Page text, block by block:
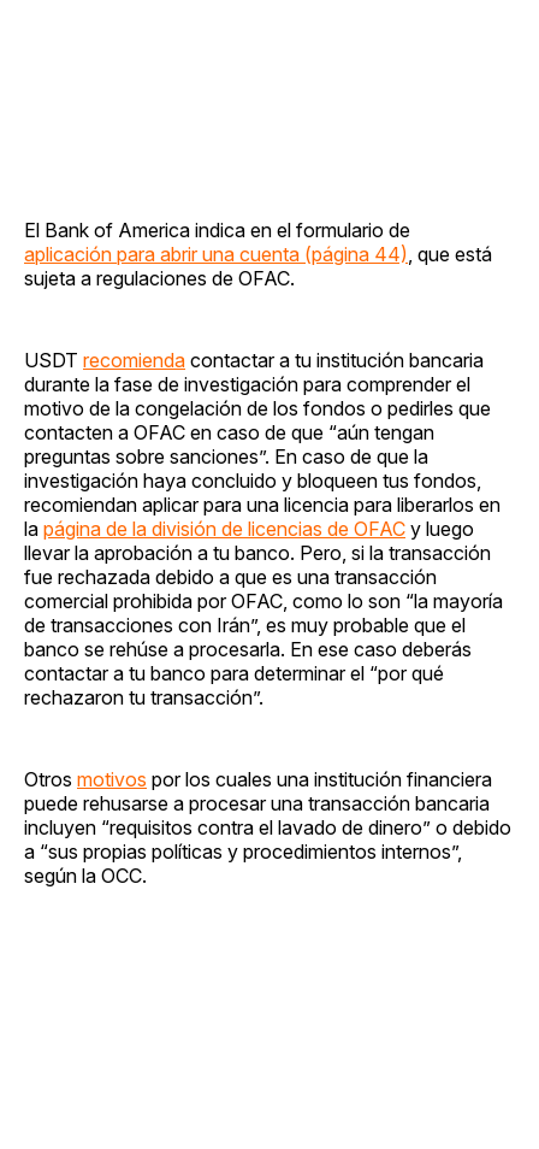
El Bank of America indica en el formulario de
aplicación para abrir una cuenta (página 44), que está
sujeta a regulaciones de OFAC.
USDT recomienda contactar a tu institución bancaria
durante la fase de investigación para comprender el
motivo de la congelación de los fondos o pedirles que
contacten a OFAC en caso de que “aún tengan
preguntas sobre sanciones”. En caso de que la
investigación haya concluido y bloqueen tus fondos,
recomiendan aplicar para una licencia para liberarlos en
la página de la división de licencias de OFAC y luego
llevar la aprobación a tu banco. Pero, si la transacción
fue rechazada debido a que es una transacción
comercial prohibida por OFAC, como lo son “la mayoría
de transacciones con Irán”, es muy probable que el
banco se rehúse a procesarla. En ese caso deberás
contactar a tu banco para determinar el “por qué
rechazaron tu transacción”.
Otros motivos por los cuales una institución financiera
puede rehusarse a procesar una transacción bancaria
incluyen “requisitos contra el lavado de dinero” o debido
a “sus propias políticas y procedimientos internos”,
según la OCC.